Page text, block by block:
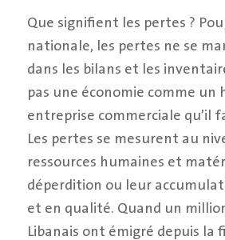
Que signifient les pertes ?
nationale, les pertes ne se
dans les bilans et les
pas une économie comme
entreprise commerciale qu’il
Les pertes se mesurent au
ressources humaines et
déperdition ou leur
et en qualité. Quand un
Libanais ont émigré depuis la